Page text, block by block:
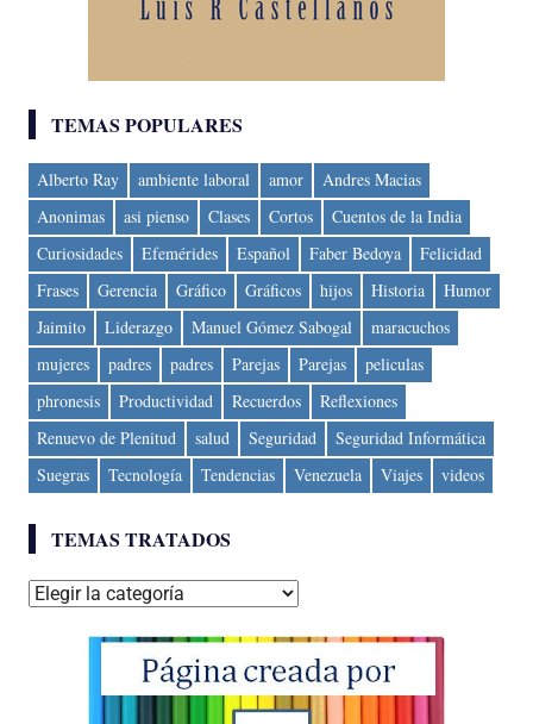
TEMAS POPULARES
Alberto Ray ambiente laboral amor
Andres Macias
Anonimas
asi pienso Clases Cortos
Cuentos de la India
Curiosidades
Efemérides Español Faber Bedoya
Felicidad
Frases
Gerencia Gráfico Gráficos hijos Historia
Humor
Jaimito
Liderazgo Manuel Gómez Sabogal
maracuchos
mujeres
padres padres Parejas Parejas
peliculas
phronesis
Productividad Recuerdos
Reflexiones
Renuevo de Plenitud
salud Seguridad
Seguridad Informática
Suegras
Tecnología Tendencias Venezuela Viajes videos
TEMAS TRATADOS
Temas